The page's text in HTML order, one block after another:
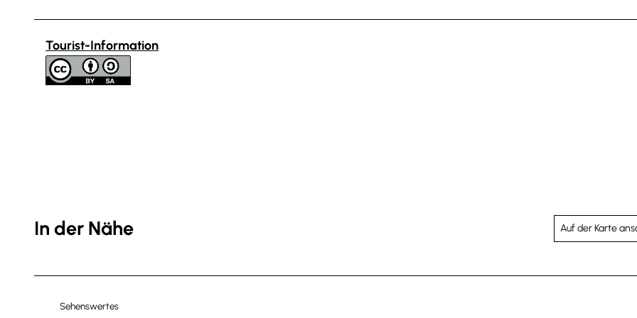
Tourist-Information
In der Nähe Auf der Karte
Sehenswertes